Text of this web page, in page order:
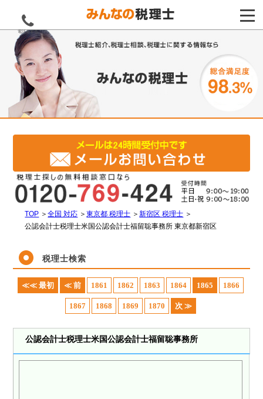
電話をする
TOP ＞全国 対応 ＞東京都 税理士 ＞新宿区 税理士 ＞
公認会計士税理士米国公認会計士福留聡事務所 東京都新宿区
税理士検索
≪≪ 最初 ≪ 前 1861 1862 1863 1864 1865 1866
1867 1868 1869 1870 次 ≫
公認会計士税理士米国公認会計士福留聡事務所